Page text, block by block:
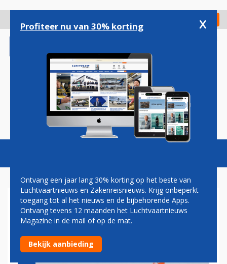
gaan
Check in
Magazine Podcasts Vacatures
DERDE STAKINGSRONDE BIJ
EASYJET SCHIPHOL
Profiteer nu van 30% korting x
Ontvang een jaar lang 30% korting op het beste van
Luchtvaartnieuws en Zakenreisnieuws. Krijg onbeperkt
toegang tot al het nieuws en de bijbehorende Apps.
Ontvang tevens 12 maanden het Luchtvaartnieuws
Magazine in de mail of op de mat.
Bekijk aanbieding